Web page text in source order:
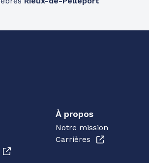
À propos
Notre mission
Carrières